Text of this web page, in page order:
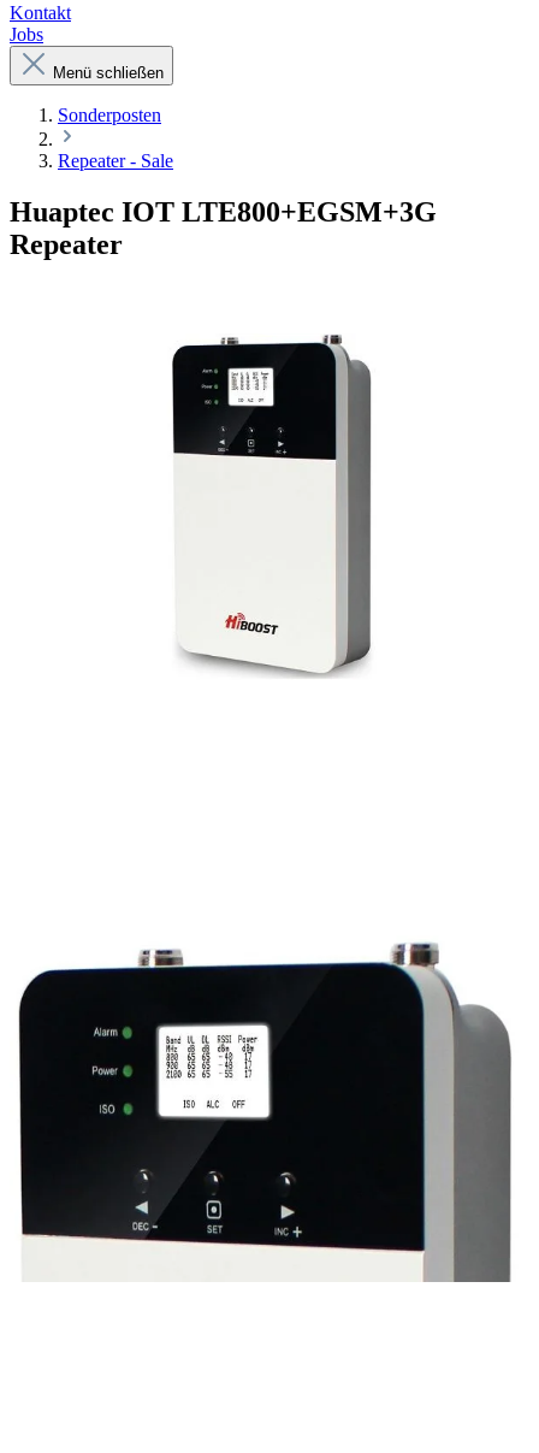
Kontakt
Jobs
Menü schließen
Sonderposten
Repeater - Sale
Huaptec IOT LTE800+EGSM+3G
Repeater